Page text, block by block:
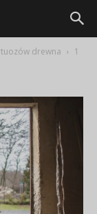
drewna 1